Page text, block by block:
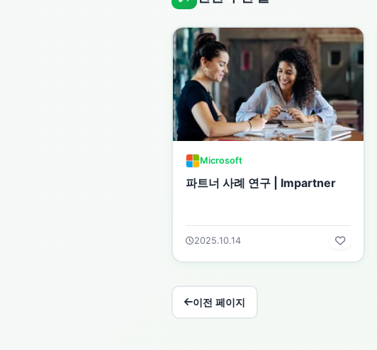
Microsoft
파트너 사례 연구 | Impartner
2025.10.14
이전 페이지